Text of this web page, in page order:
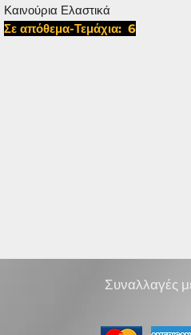
Καινούρια Ελαστικά
Σε απόθεμα-Τεμάχια: 6
Συναλλαγές